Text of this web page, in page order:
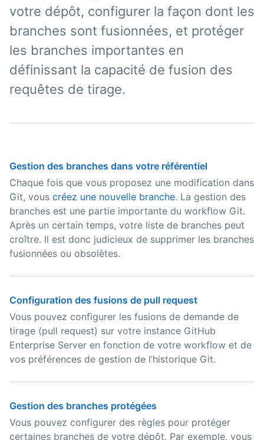
votre dépôt, configurer la façon dont les
branches sont fusionnées, et protéger
les branches importantes en
définissant la capacité de fusion des
requêtes de tirage.
Gestion des branches dans votre référentiel
Chaque fois que vous proposez une modification dans
Git, vous créez une nouvelle branche. La gestion des
branches est une partie importante du workflow Git.
Après un certain temps, votre liste de branches peut
croître. Il est donc judicieux de supprimer les branches
fusionnées ou obsolètes.
Configuration des fusions de pull request
Vous pouvez configurer les fusions de demande de
tirage (pull request) sur votre instance GitHub
Enterprise Server en fonction de votre workflow et de
vos préférences de gestion de l’historique Git.
Gestion des branches protégées
Vous pouvez configurer des règles pour protéger
certaines branches de votre dépôt. Par exemple, vous